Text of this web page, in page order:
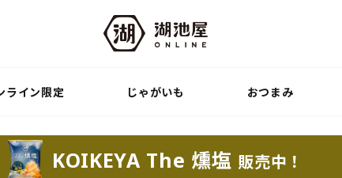
ライン限定 じゃがいも おつまみ
KOIKEYA The 燻塩 販売中！